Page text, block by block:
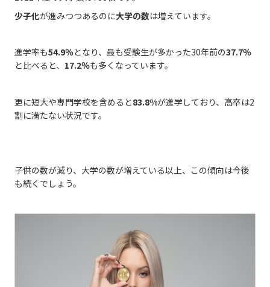
少子化が進みつつあるのに大学の数は増えています。
進学率も54.9％となり、最も受験生が多かった30年前の37.7％
と比べると、 17.2％も多くなっています。
更に短大や専門学校を含めると83.8%が進学しており、高卒は2
割に満たない状況です。
子供の数が減り、大学の数が増えている以上、この傾向は今後
も続くでしょう。